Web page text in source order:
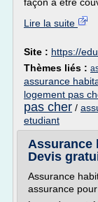
Lire la suite
Site : https://
Thèmes liés :
assurance
logement pas
pas cher /
etudiant
Assurance
Devis
Assurance
assurance